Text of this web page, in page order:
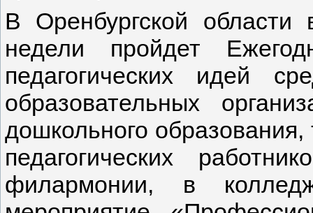
В Оренбургской области
недели пройдет
педагогических идей
образовательных
дошкольного
педагогических
филармонии, в